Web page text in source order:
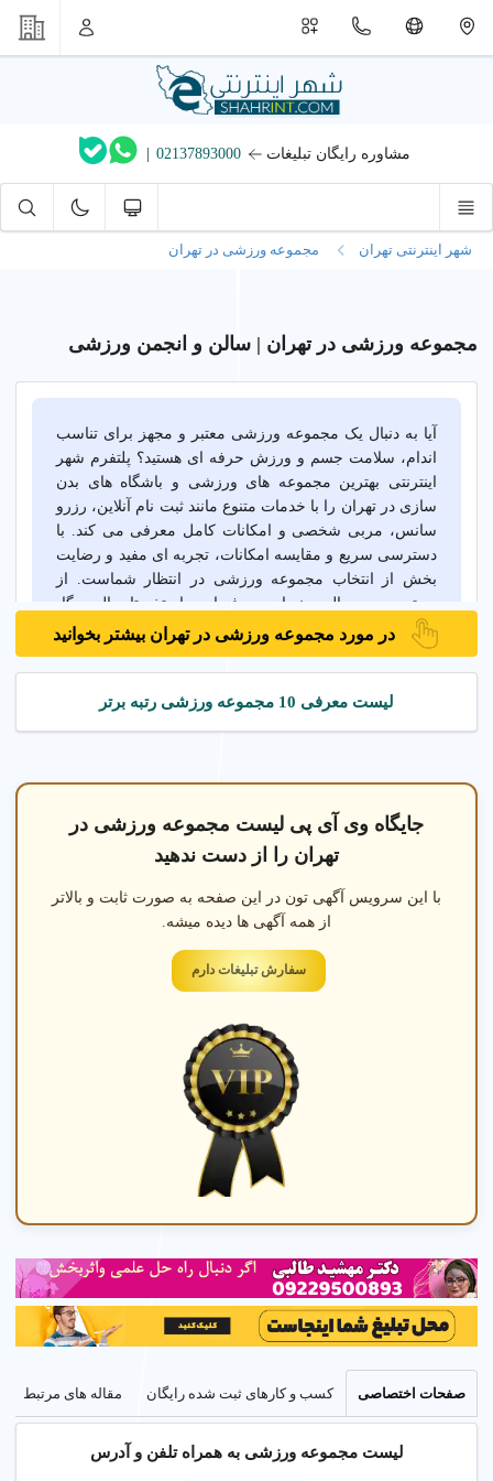
مشاوره رایگان تبلیغات 02137893000
|
شهر اینترنتی تهران مجموعه ورزشی در تهران
مجموعه ورزشی در تهران | سالن و انجمن ورزشی
آیا به دنبال یک مجموعه ورزشی معتبر و مجهز برای تناسب
اندام، سلامت جسم و ورزش حرفه ای هستید؟ پلتفرم شهر
اینترنتی بهترین مجموعه های ورزشی و باشگاه های بدن
سازی در تهران را با خدمات متنوع مانند ثبت نام آنلاین، رزرو
سانس، مربی شخصی و امکانات کامل معرفی می کند. با
دسترسی سریع و مقایسه امکانات، تجربه ای مفید و رضایت
بخش از انتخاب مجموعه ورزشی در انتظار شماست. از
دسترسی به سالن بدنسازی حرفه ای و استخر تا سالن یوگا،
کراس فیت و زمین های ورزشی، مراکز معتبر با پشتیبانی
کامل، محیطی امن و استاندارد ارائه می دهند. شرایط
عضویت و خدمات مجموعه ورزشی را مقایسه کنید و بهترین
گزینه را برای ورزشکاران، خانواده ها و علاقه مندان به
در مجموعه
ورزشی تهران
برگزاری دوره
پیلاتس،
کراس فیت و
ایروبیک با
مربیان
رسمی.
☰
سوالات مرتبطی که مردم در مورد
مجموعه ورزشی در تهران می پرسند
در مورد مجموعه ورزشی در تهران بیشتر بخوانید
لیست معرفی 10 مجموعه ورزشی رتبه برتر
جایگاه وی آی پی لیست مجموعه ورزشی در
تهران را از دست ندهید
با این سرویس آگهی تون در این صفحه به صورت ثابت و بالاتر
از همه آگهی ها دیده میشه.
سفارش تبلیغات دارم
صفحات اختصاصی کسب و کارهای ثبت شده رایگان مقاله های مرتبط
لیست مجموعه ورزشی به همراه تلفن و آدرس